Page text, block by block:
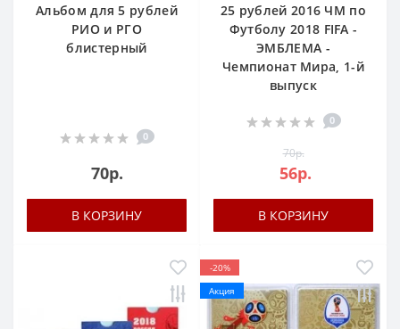
Альбом для 5 рублей
РИО и РГО
блистерный
0
70р.
В КОРЗИНУ
25 рублей 2016 ЧМ по
Футболу 2018 FIFA -
ЭМБЛЕМА -
Чемпионат Мира, 1-й
выпуск
0
70р.
56р.
В КОРЗИНУ
-20%
Акция